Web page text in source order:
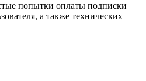
попытки оплаты подписки
а также технических